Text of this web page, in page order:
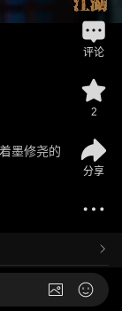
墨修尧的
评论
2
分享